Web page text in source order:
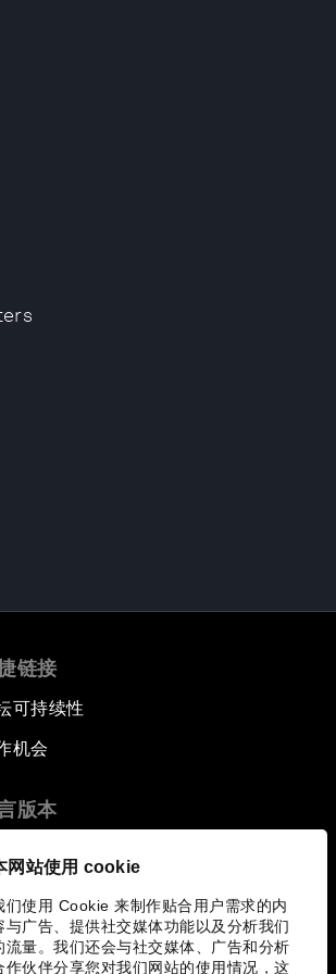
网站使用 cookie
们使用 Cookie 来制作贴合用户需求的内
与广告、提供社交媒体功能以及分析我们
流量。我们还会与社交媒体、广告和分析
作伙伴分享您对我们网站的使用情况，这
链接
可持续性
机会
版本